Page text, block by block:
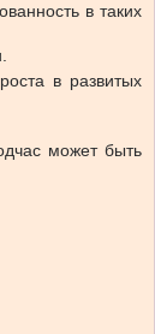
в таких
в развитых
может быть